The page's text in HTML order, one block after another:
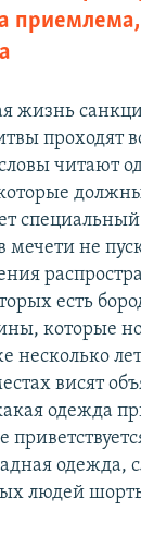
жизнь
проходят
читают
мечети не
есть
которые
несколько
висят
одежда
одежда,
людей